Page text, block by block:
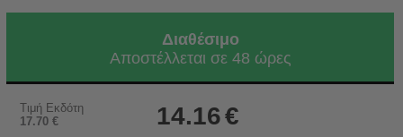
Διαθέσιμο
Αποστέλλεται σε 48 ώρες
Τιμή Εκδότη
17.70 € 14.16€